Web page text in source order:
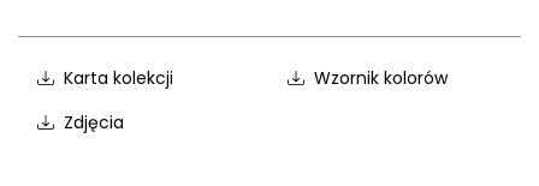
Karta kolekcji
Wzornik kolorów
Zdjęcia